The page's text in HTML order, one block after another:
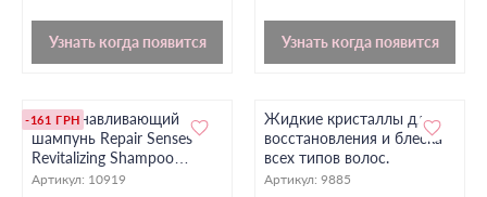
Узнать когда появится Узнать когда появится
-161 ГРН
Восстанавливающий
шампунь Repair Senses
Revitalizing Shampoo
Davroe, 100 мл
Артикул: 10919
Жидкие кристаллы для
восстановления и блеска
всех типов волос.
Артикул: 9885